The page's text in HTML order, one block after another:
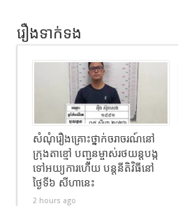
រឿងទាក់ទង
សំណុំរឿងគ្រោះថ្នាក់ចរាចរណ៍នៅ
ក្រុងតាខ្មៅ បញ្ជូនម្ចាស់រថយន្តបង្ក
ទៅអយ្យការហើយ បន្តនីតិវិធីនៅ
ថ្ងៃទី៦ សីហានេះ
2 hours ago